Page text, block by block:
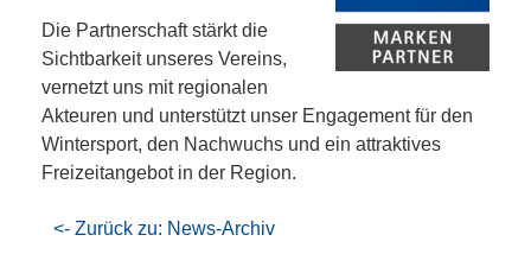
Die Partnerschaft stärkt die
Sichtbarkeit unseres Vereins,
vernetzt uns mit regionalen
Akteuren und unterstützt unser Engagement für den
Wintersport, den Nachwuchs und ein attraktives
Freizeitangebot in der Region.
<- Zurück zu: News-Archiv